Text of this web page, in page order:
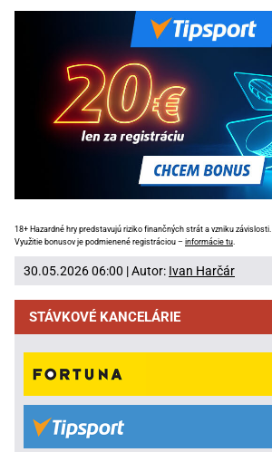
18+ Hazardné hry predstavujú riziko finančných strát a vzniku závislosti.
Využitie bonusov je podmienené registráciou – informácie tu.
30.05.2026 06:00 | Autor: Ivan Harčár
STÁVKOVÉ KANCELÁRIE